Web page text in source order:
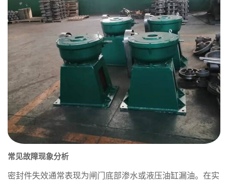
常见故障现象分析
密封件失效通常表现为闸门底部渗水或液压油缸漏油。在实